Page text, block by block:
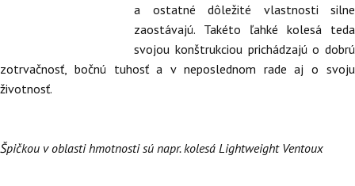
a ostatné dôležité vlastnosti silne
zaostávajú. Takéto ľahké kolesá teda
svojou konštrukciou prichádzajú o dobrú
zotrvačnosť, bočnú tuhosť a v neposlednom rade aj o svoju
životnosť.
Špičkou v oblasti hmotnosti sú napr. kolesá Lightweight Ventoux